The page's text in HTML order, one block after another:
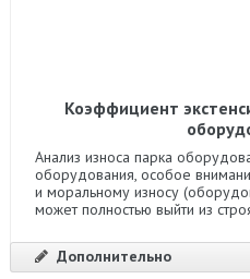
Коэффициент
Анализ износа парка
оборудования, особое
и моральному износу
может полностью выйти из
Дополнительно